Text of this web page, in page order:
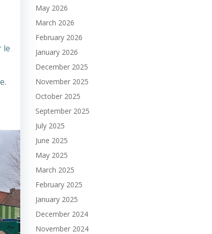
le
May 2026
March 2026
February 2026
January 2026
December 2025
November 2025
October 2025
September 2025
July 2025
June 2025
May 2025
March 2025
February 2025
January 2025
December 2024
November 2024